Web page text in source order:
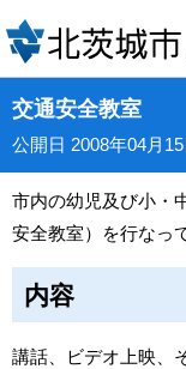
交通安全教室
公開日 2008年04月15
市内の幼児及び小・
安全教室）を行なっ
内容
講話、ビデオ上映、